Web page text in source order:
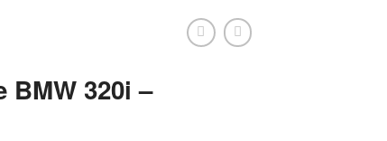
BMW 320i –